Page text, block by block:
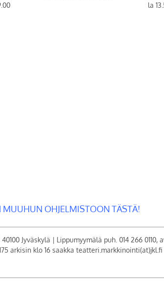
la
MUUHUN OHJELMISTOON TÄSTÄ!
Jyväskylä | Lippumyymälä puh. 014 266 0110,
arkisin klo 16 saakka teatteri.markkinointi(at)jkl.fi |